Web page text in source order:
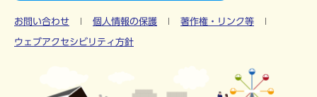
お問い合わせ 個人情報の保護 著作権・リンク等
ウェブアクセシビリティ方針